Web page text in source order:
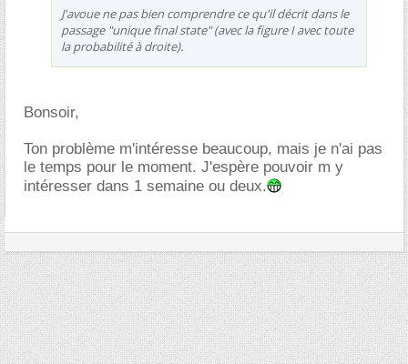
J'avoue ne pas bien comprendre ce qu'il décrit dans le
passage "unique final state" (avec la figure I avec toute
la probabilité à droite).
Bonsoir,
Ton problème m'intéresse beaucoup, mais je n'ai pas
le temps pour le moment. J'espère pouvoir m y
intéresser dans 1 semaine ou deux.